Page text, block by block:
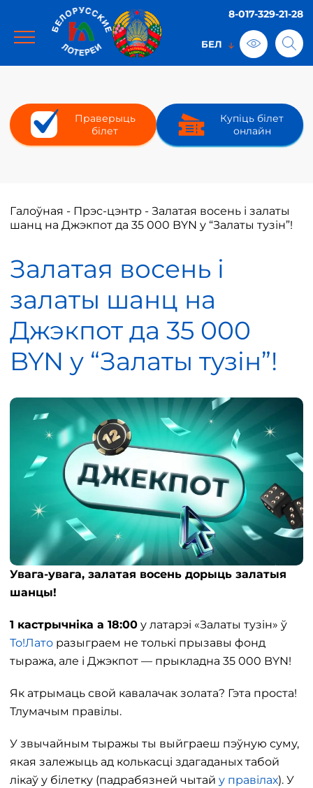
8-017-329-21-28
Праверыць
білет
Купіць білет
онлайн
Галоўная - Прэс-цэнтр - Залатая восень і залаты
шанц на Джэкпот да 35 000 BYN у “Залаты тузін”!
Залатая восень і
залаты шанц на
Джэкпот да 35 000
BYN у “Залаты тузін”!
Увага-увага, залатая восень дорыць залатыя
шанцы!
1 кастрычніка а 18:00 у латарэі «Залаты тузін» ў
То!Лато разыграем не толькі прызавы фонд
тыража, але і Джэкпот — прыкладна 35 000 BYN!
Як атрымаць свой кавалачак золата? Гэта проста!
Тлумачым правілы.
У звычайным тыражы ты выйграеш пэўную суму,
якая залежыць ад колькасці здагаданых табой
лікаў у білетку (падрабязней чытай у правілах). У